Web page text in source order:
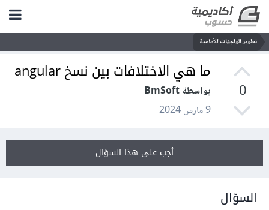
تطوير الواجهات الأمامية
0
ما هي الاختلافات بين نسخ angular
بواسطة BmSoft
9 مارس 2024
أجب على هذا السؤال
السؤال